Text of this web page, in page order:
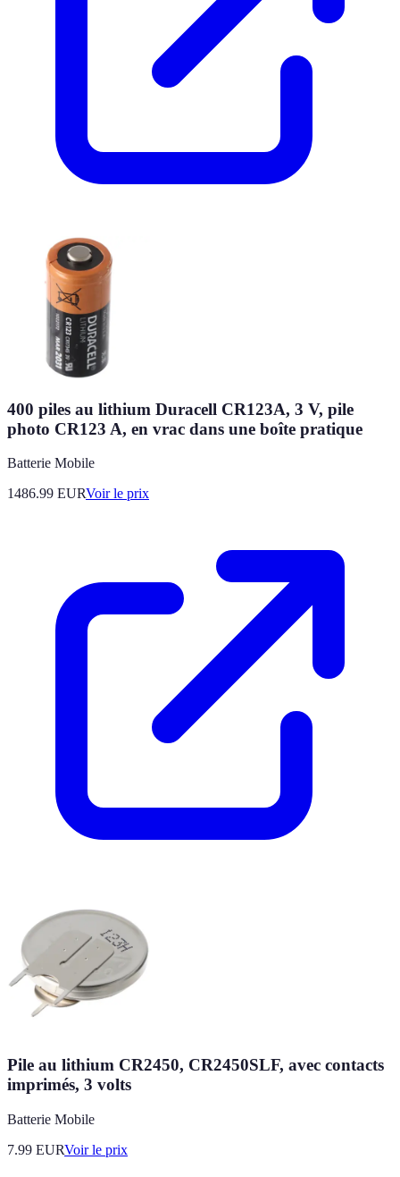
400 piles au lithium Duracell CR123A, 3 V, pile
photo CR123 A, en vrac dans une boîte pratique
Batterie Mobile
1486.99 EURVoir le prix
Pile au lithium CR2450, CR2450SLF, avec contacts
imprimés, 3 volts
Batterie Mobile
7.99 EURVoir le prix